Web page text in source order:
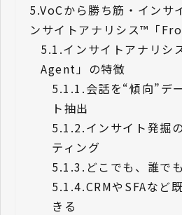
5.VoCから勝ち筋・インサ
ンサイトアナリシス™「
5.1.インサイトアナリ
Agent」の特徴
5.1.1.会話を“傾向”デ
ト抽出
5.1.2.インサイト発掘
ティング
5.1.3. どこでも、誰で
5.1.4.CRMやSFAなど
きる